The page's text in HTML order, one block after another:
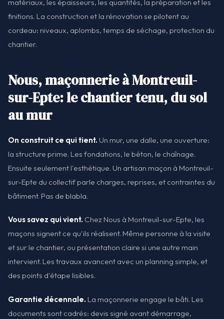
matériaux, les épaisseurs, les quantités, la préparation et les
finitions. La construction et la rénovation se pilotent au
cordeau: niveaux, aplombs, temps de séchage, protection du
chantier.
Nous, maçonnerie à Montreuil-
sur-Epte: le chantier tenu, du sol
au mur
On construit ce qui tient. Un mur, une dalle, une ouverture:
la structure prime. Les fondations, le béton, le chaînage.
Ensuite seulement l'esthétique. Un artisan maçon à Montreuil-
sur-Epte du collectif parle charges, reprises, et contraintes du
bâtiment. Pas de blabla.
Vous savez qui vient. Chez Nous à Montreuil-sur-Epte, les
maçons signent ce qu'ils réalisent. Même personne à la visite
et sur le chantier, ou présentation claire si une autre main
intervient. Les travaux avancent avec un planning simple, et
des points d'étape lisibles.
Garantie décennale. La maçonnerie engage le bâti. Les
documents sont cadrés: devis signé avant démarrage,